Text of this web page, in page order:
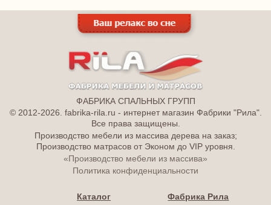
ФАБРИКА СПАЛЬНЫХ ГРУПП
© 2012-2026. fabrika-rila.ru - интернет магазин Фабрики "Рила".
Все права защищены.
Производство мебели из массива дерева на заказ;
Производство матрасов от Эконом до VIP уровня.
«Производство мебели из массива»
Политика конфиденциальности
Каталог
Фабрика Рила